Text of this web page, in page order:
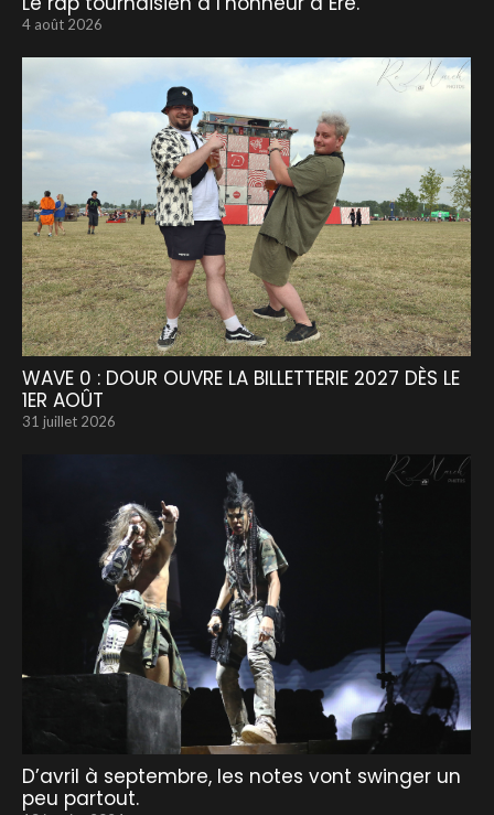
4 août 2026
WAVE 0 : DOUR OUVRE LA BILLETTERIE 2027 DÈS LE
1ER AOÛT
31 juillet 2026
D’avril à septembre, les notes vont swinger un
peu partout.